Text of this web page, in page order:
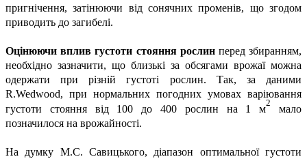
пригнічення, затінюючи від сонячних променів, що згодом
приводить до загибелі.
Оцінюючи вплив густоти стояння рослинперед збиранням,
необхідно зазначити, що близькі за обсягами врожаї можна
одержати при різній густоті рослин. Так, за даними
R.Wedwood, при нормальних погодних умовах варіювання
густоти стояння від 100 до 400 рослин на 1 м
2
мало
позначилося на врожайності.
На думку М.С. Савицького, діапазон оптимальної густоти